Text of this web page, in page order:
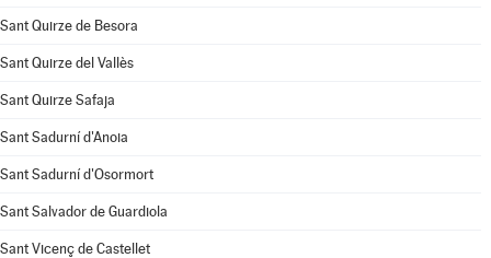
Sant Quirze de Besora
Sant Quirze del Vallès
Sant Quirze Safaja
Sant Sadurní d'Anoia
Sant Sadurní d'Osormort
Sant Salvador de Guardiola
Sant Vicenç de Castellet